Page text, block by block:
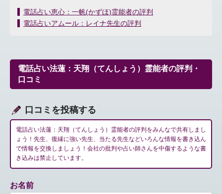
投
稿
ー
シ
ョ
電話占い恵心：一帆(かずほ)霊能者の評判
電話占いアムール：レイナ先生の評判
電話占い法蓮：天翔（てんしょう）霊能者の評判・
口コミ
口コミを投稿する
電話占い法蓮：天翔（てんしょう）霊能者の評判をみんなで共有しまし
ょう！先生、復縁に強い先生、当たる先生などいろんな情報を書き込ん
で情報を交換しましょう！会社の批判や占い師さんを中傷するような書
き込みは禁止しています。
お名前